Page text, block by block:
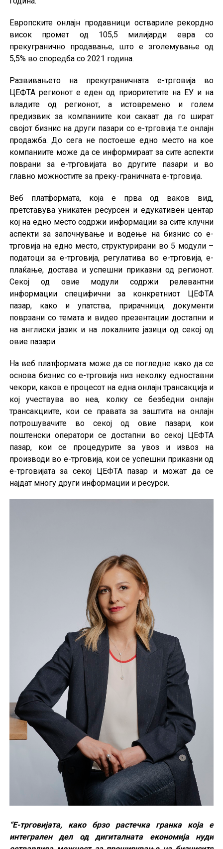
Европските онлајн продавници оствариле рекордно
висок промет од 105,5 милијарди евра со
прекугранично продавање, што е зголемување од
5,5% во споредба со 2021 година.
Развивањето на прекуграничната е-трговија во
ЦЕФТА регионот е еден од приоритетите на ЕУ и на
владите од регионот, а истовремено и голем
предизвик за компаниите кои сакаат да го шират
својот бизнис на други пазари со е-трговија т.е онлајн
продажба. До сега не постоеше едно место на кое
компаниите може да се информираат за сите аспекти
поврани за е-трговијата во другите пазари и во
главно можностите за преку-граничната е-трговија.
Веб платформата, која е прва од ваков вид,
претставува уникатен ресурсен и едукативен центар
кој на едно место содржи информации за сите клучни
аспекти за започнување и водење на бизнис со е-
трговија на едно место, структурирани во 5 модули –
податоци за е-трговија, регулатива во е-трговија, е-
плаќање, достава и успешни приказни од регионот.
Секој од овие модули содржи релевантни
информации специфични за конкретниот ЦЕФТА
пазар, како и упатства, прирачници, документи
поврзани со темата и видео презентации достапни и
на англиски јазик и на локалните јазици од секој од
овие пазари.
На веб платформата може да се погледне како да се
основа бизнис со е-трговија низ неколку едноставни
чекори, каков е процесот на една онлајн трансакција и
кој учествува во неа, колку се безбедни онлајн
трансакциите, кои се правата за заштита на онлајн
потрошувачите во секој од овие пазари, кои
поштенски оператори се достапни во секој ЦЕФТА
пазар, кои се процедурите за увоз и извоз на
производи во е-трговија, кои се успешни приказни од
е-трговијата за секој ЦЕФТА пазар и можат да се
најдат многу други информации и ресурси.
“Е-трговијата, како брзо растечка гранка која е
интегрален дел од дигиталната економија нуди